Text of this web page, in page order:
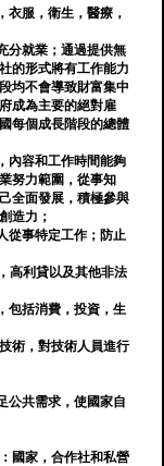
衣服，衛生，醫療，
分就業；通過提供無
的形式將有工作能力
均不會導致財富集中
成為主要的絕對雇
每個成長階段的總體
內容和工作時間能夠
努力範圍，從事知
全面發展，積極參與
造力；
從事特定工作；防止
高利貸以及其他非法
包括消費，投資，生
術，對技術人員進行
公共需求，使國家自
國家，合作社和私營